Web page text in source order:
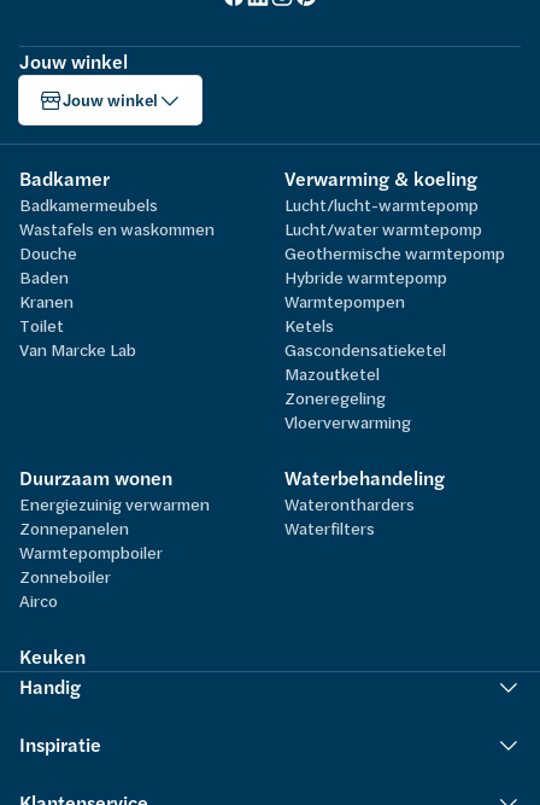
Jouw winkel
Jouw winkel
Badkamer
Badkamermeubels
Wastafels en waskommen
Douche
Baden
Kranen
Toilet
Van Marcke Lab
Verwarming & koeling
Lucht/lucht-warmtepomp
Lucht/water warmtepomp
Geothermische warmtepomp
Hybride warmtepomp
Warmtepompen
Ketels
Gascondensatieketel
Mazoutketel
Zoneregeling
Vloerverwarming
Duurzaam wonen
Energiezuinig verwarmen
Zonnepanelen
Warmtepompboiler
Zonneboiler
Airco
Waterbehandeling
Waterontharders
Waterfilters
Keuken
Handig
Inspiratie